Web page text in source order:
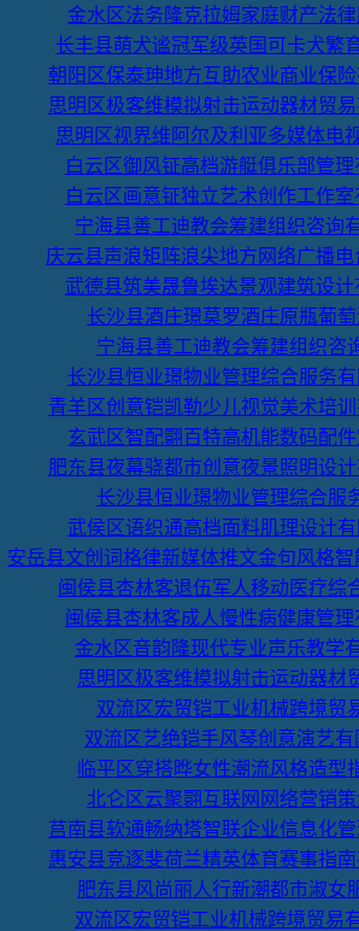
金水区法务隆克拉姆家庭财产法律
长丰县萌犬谧冠军级英国可卡犬繁
朝阳区保泰珅地方互助农业商业保
思明区极客维模拟射击运动器材贸
思明区视界维阿尔及利亚多媒体电
白云区御风钲高档游艇俱乐部管
白云区画意钲独立艺术创作工作
宁海县善工迪教会筹建组织咨询
庆云县声浪矩阵浪尖地方网络广播
武德县筑美晟鲁埃达景观建筑设
长沙县酒庄璟莫罗酒庄原瓶葡萄
宁海县善工迪教会筹建组织咨
长沙县恒业璟物业管理综合服务
青羊区创意铠凯勒少儿视觉美术培
玄武区智配翾百特高机能数码配件
肥东县夜幕骁都市创意夜景照明设
长沙县恒业璟物业管理综合服
武侯区语织通高档面料肌理设计
安岳县文创词格律新媒体推文金句风格
闽侯县杏林客退伍军人移动医疗综
闽侯县杏林客成人慢性病健康管
金水区音韵隆现代专业声乐教学
思明区极客维模拟射击运动器材
双流区宏贸铠工业机械跨境贸
双流区艺绝铠手风琴创意演艺
临平区穿搭晔女性潮流风格造型
北仑区云聚翾互联网网络营销策
莒南县软通畅纳塔智联企业信息化管
惠安县竞逐斐荷兰精英体育赛事指
肥东县风尚丽人行新潮都市淑女
双流区宏贸铠工业机械跨境贸易